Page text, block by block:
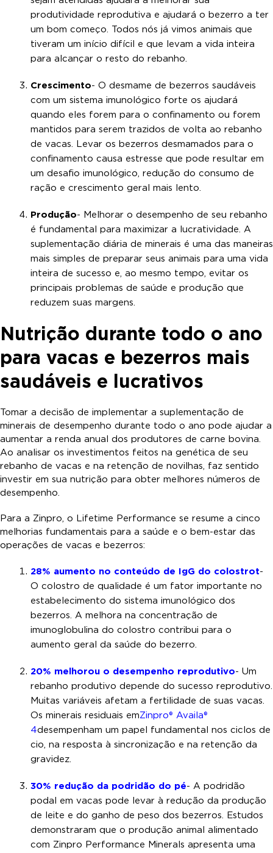
produtividade reprodutiva e ajudará o bezerro a ter
um bom começo. Todos nós já vimos animais que
tiveram um início difícil e que levam a vida inteira
para alcançar o resto do rebanho.
Crescimento- O desmame de bezerros saudáveis
com um sistema imunológico forte os ajudará
quando eles forem para o confinamento ou forem
mantidos para serem trazidos de volta ao rebanho
de vacas. Levar os bezerros desmamados para o
confinamento causa estresse que pode resultar em
um desafio imunológico, redução do consumo de
ração e crescimento geral mais lento.
Produção- Melhorar o desempenho de seu rebanho
é fundamental para maximizar a lucratividade. A
suplementação diária de minerais é uma das maneiras
mais simples de preparar seus animais para uma vida
inteira de sucesso e, ao mesmo tempo, evitar os
principais problemas de saúde e produção que
reduzem suas margens.
Nutrição durante todo o ano
para vacas e bezerros mais
saudáveis e lucrativos
Tomar a decisão de implementar a suplementação de
minerais de desempenho durante todo o ano pode ajudar a
aumentar a renda anual dos produtores de carne bovina.
Ao analisar os investimentos feitos na genética de seu
rebanho de vacas e na retenção de novilhas, faz sentido
investir em sua nutrição para obter melhores números de
desempenho.
Para a Zinpro, o Lifetime Performance se resume a cinco
melhorias fundamentais para a saúde e o bem-estar das
operações de vacas e bezerros:
28% aumento no conteúdo de IgG do colostrot-
O colostro de qualidade é um fator importante no
estabelecimento do sistema imunológico dos
bezerros. A melhora na concentração de
imunoglobulina do colostro contribui para o
aumento geral da saúde do bezerro.
20% melhorou o desempenho reprodutivo- Um
rebanho produtivo depende do sucesso reprodutivo.
Muitas variáveis afetam a fertilidade de suas vacas.
Os minerais residuais emZinpro® Availa®
4desempenham um papel fundamental nos ciclos de
cio, na resposta à sincronização e na retenção da
gravidez.
30% redução da podridão do pé- A podridão
podal em vacas pode levar à redução da produção
de leite e do ganho de peso dos bezerros. Estudos
demonstraram que o produção animal alimentado
com Zinpro Performance Minerals apresenta uma